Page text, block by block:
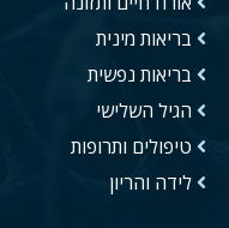
בריאות מינית
בריאות נפשית
הגיל השלישי
טיפולים ותרופות
לידה והריון